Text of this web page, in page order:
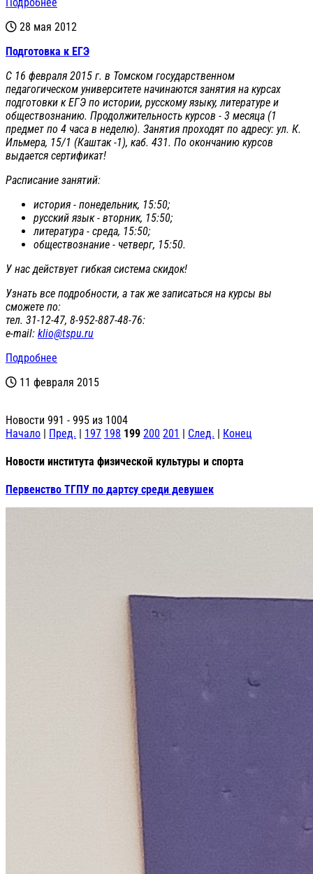
28 мая 2012
Подготовка к ЕГЭ
С 16 февраля 2015 г. в Томском государственном
педагогическом университете начинаются занятия на курсах
подготовки к ЕГЭ по истории, русскому языку, литературе и
обществознанию. Продолжительность курсов - 3 месяца (1
предмет по 4 часа в неделю). Занятия проходят по адресу: ул. К.
Ильмера, 15/1 (Каштак -1), каб. 431. По окончанию курсов
выдается сертификат!
Расписание занятий:
история - понедельник, 15:50;
русский язык - вторник, 15:50;
литература - среда, 15:50;
обществознание - четверг, 15:50.
У нас действует гибкая система скидок!
Узнать все подробности, а так же записаться на курсы вы
сможете по:
тел. 31-12-47, 8-952-887-48-76:
е-mail: klio@tspu.ru
Подробнее
11 февраля 2015
Новости 991 - 995 из 1004
Начало | Пред. | 197 198 199 200 201 | След. | Конец
Новости института физической культуры и спорта
Первенство ТГПУ по дартсу среди девушек